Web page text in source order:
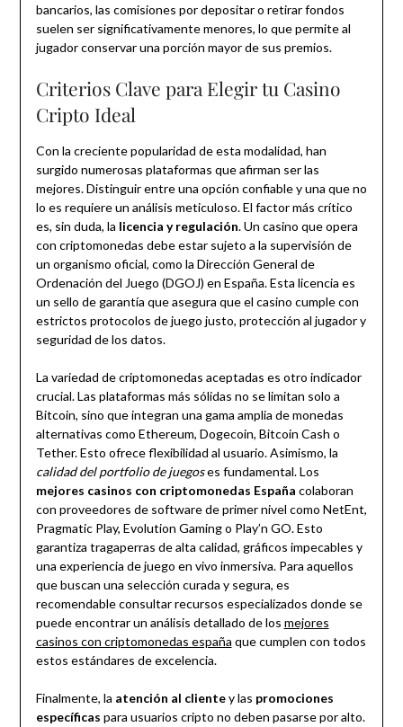
bancarios, las comisiones por depositar o retirar fondos
suelen ser significativamente menores, lo que permite al
jugador conservar una porción mayor de sus premios.
Criterios Clave para Elegir tu Casino
Cripto Ideal
Con la creciente popularidad de esta modalidad, han
surgido numerosas plataformas que afirman ser las
mejores. Distinguir entre una opción confiable y una que no
lo es requiere un análisis meticuloso. El factor más crítico
es, sin duda, la licencia y regulación. Un casino que opera
con criptomonedas debe estar sujeto a la supervisión de
un organismo oficial, como la Dirección General de
Ordenación del Juego (DGOJ) en España. Esta licencia es
un sello de garantía que asegura que el casino cumple con
estrictos protocolos de juego justo, protección al jugador y
seguridad de los datos.
La variedad de criptomonedas aceptadas es otro indicador
crucial. Las plataformas más sólidas no se limitan solo a
Bitcoin, sino que integran una gama amplia de monedas
alternativas como Ethereum, Dogecoin, Bitcoin Cash o
Tether. Esto ofrece flexibilidad al usuario. Asimismo, la
calidad del portfolio de juegoses fundamental. Los
mejores casinos con criptomonedas España colaboran
con proveedores de software de primer nivel como NetEnt,
Pragmatic Play, Evolution Gaming o Play’n GO. Esto
garantiza tragaperras de alta calidad, gráficos impecables y
una experiencia de juego en vivo inmersiva. Para aquellos
que buscan una selección curada y segura, es
recomendable consultar recursos especializados donde se
puede encontrar un análisis detallado de los mejores
casinos con criptomonedas españa que cumplen con todos
estos estándares de excelencia.
Finalmente, la atención al clientey las promociones
específicas para usuarios cripto no deben pasarse por alto.